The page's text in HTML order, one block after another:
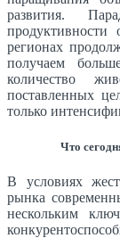
развития.
регионах
получаем
количество
поставленных
только
Что
В условиях
рынка
нескольким